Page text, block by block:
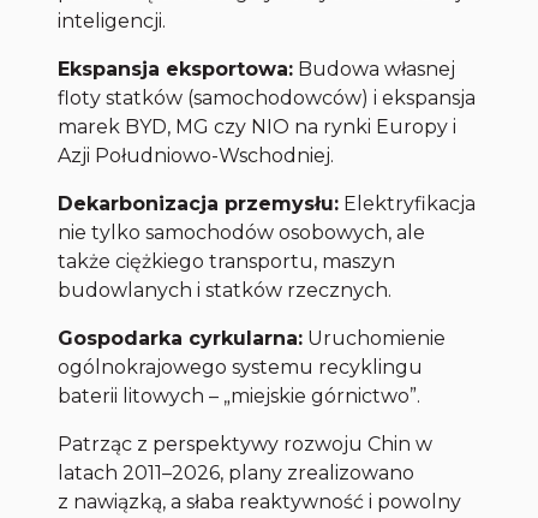
inteligencji.
Ekspansja eksportowa: Budowa własnej
floty statków (samochodowców) i ekspansja
marek BYD, MG czy NIO na rynki Europy i
Azji Południowo-Wschodniej.
Dekarbonizacja przemysłu: Elektryfikacja
nie tylko samochodów osobowych, ale
także ciężkiego transportu, maszyn
budowlanych i statków rzecznych.
Gospodarka cyrkularna: Uruchomienie
ogólnokrajowego systemu recyklingu
baterii litowych – „miejskie górnictwo”.
Patrząc z perspektywy rozwoju Chin w
latach 2011–2026, plany zrealizowano
z nawiązką, a słaba reaktywność i powolny